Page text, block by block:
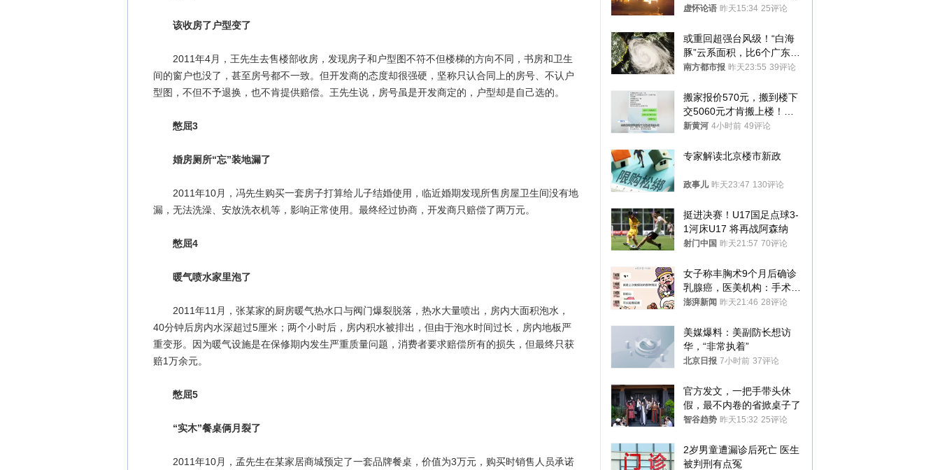
该收房了户型变了
2011年4月，王先生去售楼部收房，发现房子和户型图不符不但楼梯的方向不同，书房和卫生
间的窗户也没了，甚至房号都不一致。但开发商的态度却很强硬，坚称只认合同上的房号、不认户
型图，不但不予退换，也不肯提供赔偿。王先生说，房号虽是开发商定的，户型却是自己选的。
憋屈3
婚房厕所“忘”装地漏了
2011年10月，冯先生购买一套房子打算给儿子结婚使用，临近婚期发现所售房屋卫生间没有地
漏，无法洗澡、安放洗衣机等，影响正常使用。最终经过协商，开发商只赔偿了两万元。
憋屈4
暖气喷水家里泡了
2011年11月，张某家的厨房暖气热水口与阀门爆裂脱落，热水大量喷出，房内大面积泡水，
40分钟后房内水深超过5厘米；两个小时后，房内积水被排出，但由于泡水时间过长，房内地板严
重变形。因为暖气设施是在保修期内发生严重质量问题，消费者要求赔偿所有的损失，但最终只获
赔1万余元。
憋屈5
“实木”餐桌俩月裂了
2011年10月，孟先生在某家居商城预定了一套品牌餐桌，价值为3万元，购买时销售人员承诺
将投降
虚怀论语 昨天15:34 25评论
或重回超强台风级！“白海
豚”云系面积，比6个广东还
大！深圳官方：注意这件事
南方都市报 昨天23:55 39评论
搬家报价570元，搬到楼下
交5060元才肯搬上楼！女
子傻眼了……
新黄河 4小时前 49评论
专家解读北京楼市新政
政事儿 昨天23:47 130评论
挺进决赛！U17国足点球3-
1河床U17 将再战阿森纳
射门中国 昨天21:57 70评论
女子称丰胸术9个月后确诊
乳腺癌，医美机构：手术不
可能引发癌症，建议走司法
澎湃新闻 昨天21:46 28评论
美媒爆料：美副防长想访
华，“非常执着”
北京日报 7小时前 37评论
官方发文，一把手带头休
假，最不内卷的省掀桌子了
智谷趋势 昨天15:32 25评论
2岁男童遭漏诊后死亡 医生
被判刑有点冤